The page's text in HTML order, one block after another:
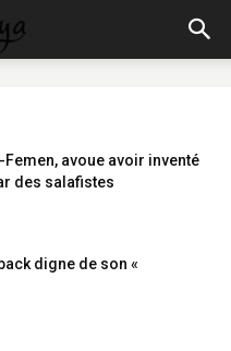
Femen, avoue avoir inventé
des salafistes
digne de son «